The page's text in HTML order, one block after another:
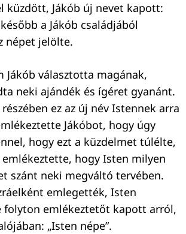
küzdött, Jákób új nevet kapott:
a Jákób családjából
népet jelölte.
Jákób választotta magának,
neki ajándék és ígéret gyanánt.
ez az új név Istennek arra
Jákóbot, hogy úgy
hogy ezt a küzdelmet túlélte,
hogy Isten milyen
szánt neki megváltó tervében.
emlegették, Isten
folyton emlékeztetőt kapott arról,
„Isten népe”.